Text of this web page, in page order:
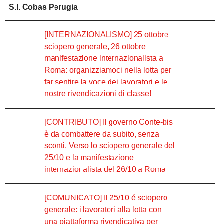
S.I. Cobas Perugia
[INTERNAZIONALISMO] 25 ottobre
sciopero generale, 26 ottobre
manifestazione internazionalista a
Roma: organizziamoci nella lotta per
far sentire la voce dei lavoratori e le
nostre rivendicazioni di classe!
[CONTRIBUTO] Il governo Conte-bis
è da combattere da subito, senza
sconti. Verso lo sciopero generale del
25/10 e la manifestazione
internazionalista del 26/10 a Roma
[COMUNICATO] Il 25/10 é sciopero
generale: i lavoratori alla lotta con
una piattaforma rivendicativa per